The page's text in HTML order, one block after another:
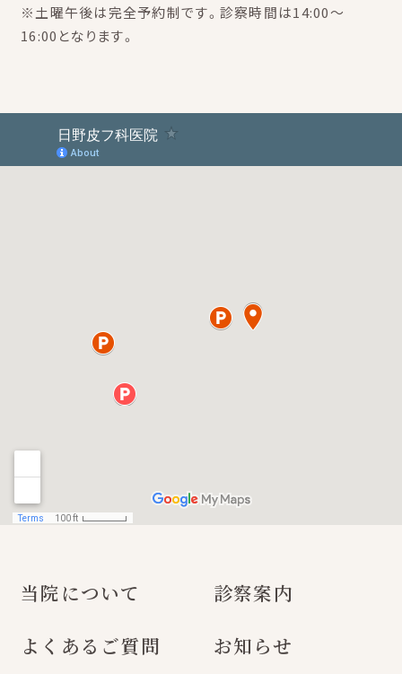
※土曜午後は完全予約制です。診察時間は14:00～
16:00となります。
当院について
診察案内
よくあるご質問
お知らせ